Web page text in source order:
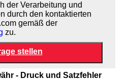
der Verarbeitung und
durch den kontaktierten
gemäß der
zu.
- Druck und Satzfehler